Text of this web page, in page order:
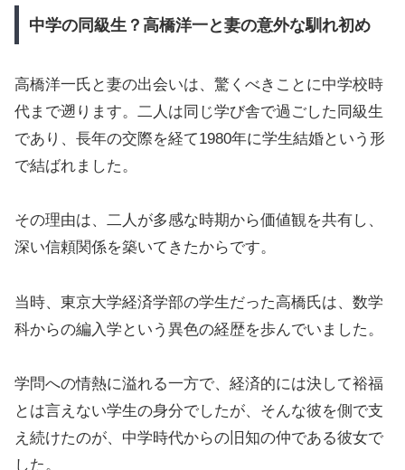
中学の同級生？高橋洋一と妻の意外な馴れ初め
高橋洋一氏と妻の出会いは、驚くべきことに中学校時
代まで遡ります。二人は同じ学び舎で過ごした同級生
であり、長年の交際を経て1980年に学生結婚という形
で結ばれました。
その理由は、二人が多感な時期から価値観を共有し、
深い信頼関係を築いてきたからです。
当時、東京大学経済学部の学生だった高橋氏は、数学
科からの編入学という異色の経歴を歩んでいました。
学問への情熱に溢れる一方で、経済的には決して裕福
とは言えない学生の身分でしたが、そんな彼を側で支
え続けたのが、中学時代からの旧知の仲である彼女で
した。